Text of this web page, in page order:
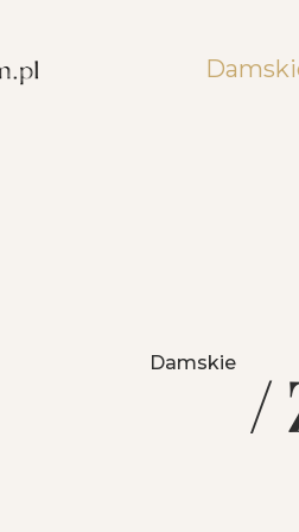
Damskie /